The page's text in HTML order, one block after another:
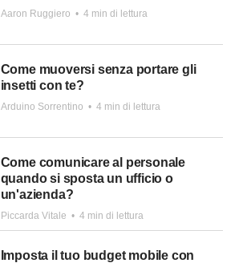
Aaron Ruggiero • 4 min di lettura
Come muoversi senza portare gli
insetti con te?
Arduino Sorrentino • 4 min di lettura
Come comunicare al personale
quando si sposta un ufficio o
un'azienda?
Piccarda Vitale • 4 min di lettura
Imposta il tuo budget mobile con